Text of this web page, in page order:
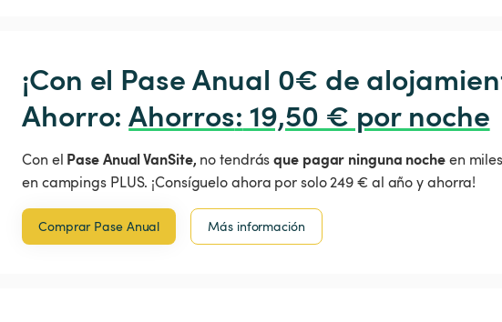
¡Con el Pase Anual 0€ de
Ahorro: Ahorros: 19,50 € por noche
Con el Pase Anual VanSite, no tendrásque pagar ninguna nocheen
en campings PLUS. ¡Consíguelo ahora por solo 249 € al año y ahorra!
Comprar Pase Anual Más información